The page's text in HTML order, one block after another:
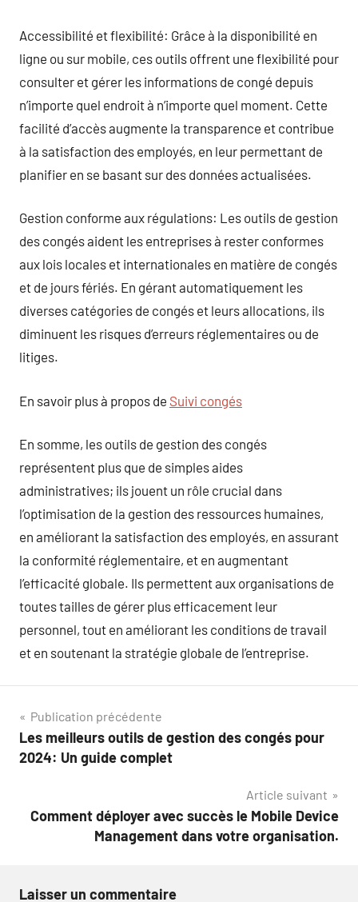
Accessibilité et flexibilité: Grâce à la disponibilité en
ligne ou sur mobile, ces outils offrent une flexibilité pour
consulter et gérer les informations de congé depuis
n’importe quel endroit à n’importe quel moment. Cette
facilité d’accès augmente la transparence et contribue
à la satisfaction des employés, en leur permettant de
planifier en se basant sur des données actualisées.
Gestion conforme aux régulations: Les outils de gestion
des congés aident les entreprises à rester conformes
aux lois locales et internationales en matière de congés
et de jours fériés. En gérant automatiquement les
diverses catégories de congés et leurs allocations, ils
diminuent les risques d’erreurs réglementaires ou de
litiges.
En savoir plus à propos de Suivi congés
En somme, les outils de gestion des congés
représentent plus que de simples aides
administratives; ils jouent un rôle crucial dans
l’optimisation de la gestion des ressources humaines,
en améliorant la satisfaction des employés, en assurant
la conformité réglementaire, et en augmentant
l’efficacité globale. Ils permettent aux organisations de
toutes tailles de gérer plus efficacement leur
personnel, tout en améliorant les conditions de travail
et en soutenant la stratégie globale de l’entreprise.
Navigation
de
Publication précédente
Les meilleurs outils de gestion des congés pour
2024: Un guide complet
Article suivant
Comment déployer avec succès le Mobile Device
Management dans votre organisation.
Laisser un commentaire